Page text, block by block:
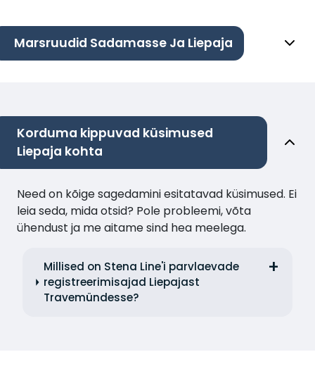
Marsruudid Sadamasse Ja Liepaja
Korduma kippuvad küsimused
Liepaja kohta
Need on kõige sagedamini esitatavad küsimused. Ei
leia seda, mida otsid? Pole probleemi, võta
ühendust ja me aitame sind hea meelega.
Millised on Stena Line'i parvlaevade
registreerimisajad Liepajast
Travemündesse?